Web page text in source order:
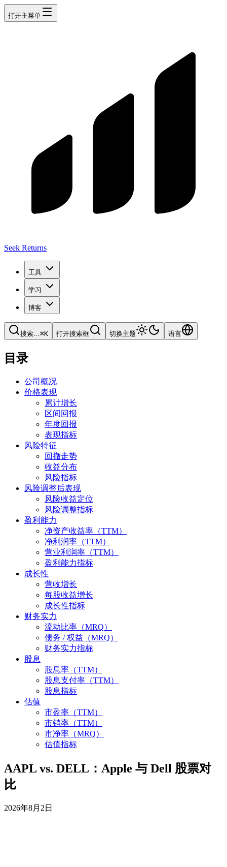
打开主菜单
Seek Returns
工具
学习
博客
搜索…⌘K 打开搜索框 切换主题 语言
目录
公司概况
价格表现
累计增长
区间回报
年度回报
表现指标
风险特征
回撤走势
收益分布
风险指标
风险调整后表现
风险收益定位
风险调整指标
盈利能力
净资产收益率（TTM）
净利润率（TTM）
营业利润率（TTM）
盈利能力指标
成长性
营收增长
每股收益增长
成长性指标
财务实力
流动比率（MRQ）
债务 / 权益（MRQ）
财务实力指标
股息
股息率（TTM）
股息支付率（TTM）
股息指标
估值
市盈率（TTM）
市销率（TTM）
市净率（MRQ）
估值指标
AAPL vs. DELL：Apple 与 Dell 股票对
比
2026年8月2日